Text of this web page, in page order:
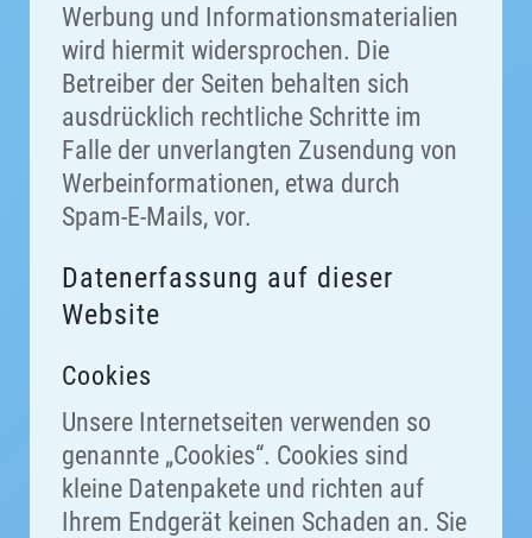
Werbung und Informationsmaterialien
wird hiermit widersprochen. Die
Betreiber der Seiten behalten sich
ausdrücklich rechtliche Schritte im
Falle der unverlangten Zusendung von
Werbeinformationen, etwa durch
Spam-E-Mails, vor.
Datenerfassung auf dieser
Website
Cookies
Unsere Internetseiten verwenden so
genannte „Cookies“. Cookies sind
kleine Datenpakete und richten auf
Ihrem Endgerät keinen Schaden an. Sie